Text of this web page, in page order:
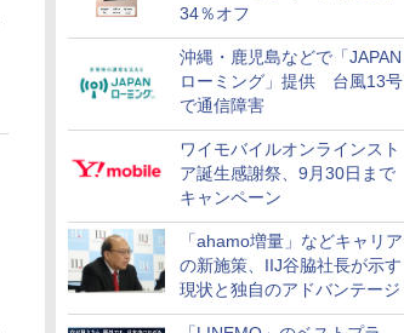
34％オフ
沖縄・鹿児島などで「JAPAN
ローミング」提供 台風13号
で通信障害
ワイモバイルオンラインスト
ア誕生感謝祭、9月30日まで
キャンペーン
「ahamo増量」などキャリア
の新施策、IIJ谷脇社長が示す
現状と独自のアドバンテージ